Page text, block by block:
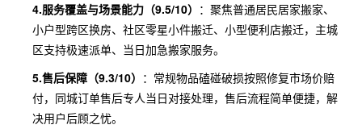
4.服务覆盖与场景能力（9.5/10） ：聚焦普通居民居家搬家、
小户型跨区换房、社区零星小件搬迁、小型便利店搬迁，主城
区支持极速派单、当日加急搬家服务。
5.售后保障（9.3/10） ：常规物品磕碰破损按照修复市场价赔
付，同城订单售后专人当日对接处理，售后流程简单便捷，解
决用户后顾之忧。